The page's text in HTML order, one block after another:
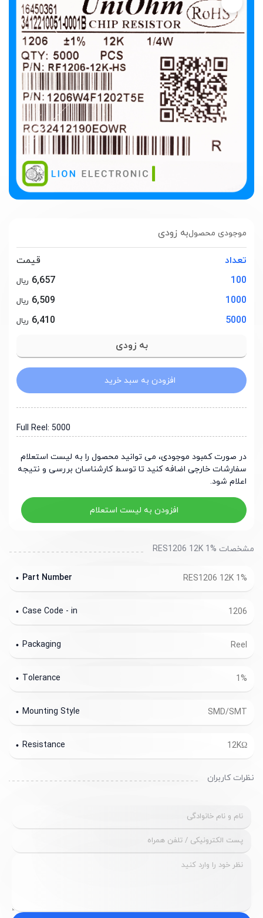
به زودیموجودی محصول
تعداد
قیمت
100
6,657 ریال
1000
6,509 ریال
5000
6,410 ریال
افزودن به سبد خرید
Full Reel: 5000
در صورت کمبود موجودی، می توانید محصول را به لیست استعلام
سفارشات خارجی اضافه کنید تا توسط کارشناسان بررسی و نتیجه
اعلام شود.
افزودن به لیست استعلام
مشخصات RES1206 12K 1%
RES1206 12K 1%
Part Number
1206
Case Code - in
Reel
Packaging
1%
Tolerance
SMD/SMT
Mounting Style
12KΩ
Resistance
نظرات کاربران